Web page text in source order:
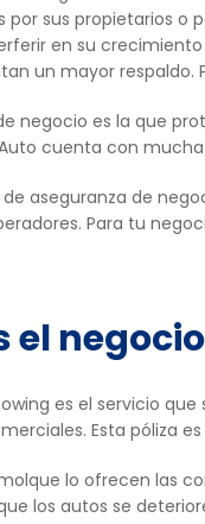
por sus propietarios o
en su
un mayor respaldo.
negocio es la que
cuenta con
de aseguranza de
Para tu
el
es el servicio
Esta póliza
lo ofrecen las
los autos se